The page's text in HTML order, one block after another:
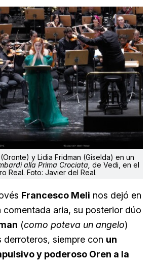
y Lidia Fridman (Giselda) en un
alla Prima Crociata, de Vedi, en el
Real. Foto: Javier del Real.
Francesco Meli nos dejó en
comentada aria, su posterior dúo
(como poteva un angelo)
derroteros, siempre con un
y poderoso Oren a la